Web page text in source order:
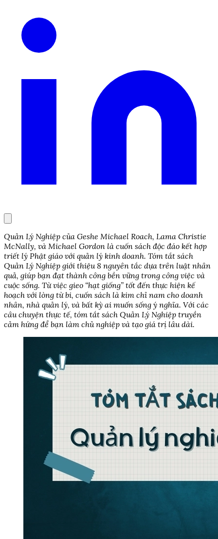
Quản Lý Nghiệp của Geshe Michael Roach, Lama Christie
McNally, và Michael Gordon là cuốn sách độc đáo kết hợp
triết lý Phật giáo với quản lý kinh doanh. Tóm tắt sách
Quản Lý Nghiệp giới thiệu 8 nguyên tắc dựa trên luật nhân
quả, giúp bạn đạt thành công bền vững trong công việc và
cuộc sống. Từ việc gieo “hạt giống” tốt đến thực hiện kế
hoạch với lòng từ bi, cuốn sách là kim chỉ nam cho doanh
nhân, nhà quản lý, và bất kỳ ai muốn sống ý nghĩa. Với các
câu chuyện thực tế, tóm tắt sách Quản Lý Nghiệp truyền
cảm hứng để bạn làm chủ nghiệp và tạo giá trị lâu dài.